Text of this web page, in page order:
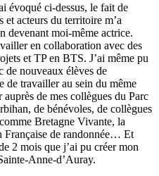
évoqué ci-dessus, le fait de
et acteurs du territoire m’a
devenant moi-même actrice.
en collaboration avec des
et TP en BTS. J’ai même pu
de nouveaux élèves de
de travailler au sein du même
de mes collègues du Parc
de bénévoles, de collègues
Bretagne Vivante, la
Française de randonnée… Et
2 mois que j’ai pu créer mon
Anne-d’Auray.